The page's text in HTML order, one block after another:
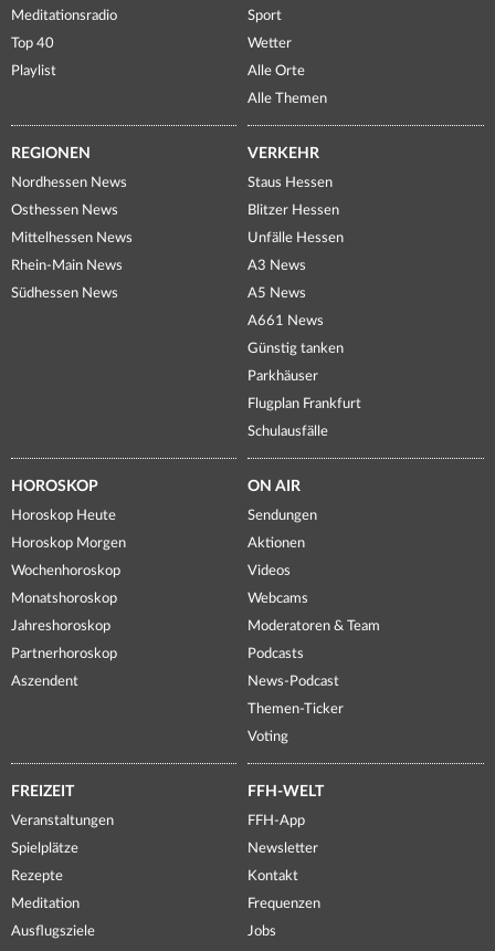
Meditationsradio
Top 40
Playlist
Sport
Wetter
Alle Orte
Alle Themen
REGIONEN
Nordhessen News
Osthessen News
Mittelhessen News
Rhein-Main News
Südhessen News
VERKEHR
Staus Hessen
Blitzer Hessen
Unfälle Hessen
A3 News
A5 News
A661 News
Günstig tanken
Parkhäuser
Flugplan Frankfurt
Schulausfälle
HOROSKOP
Horoskop Heute
Horoskop Morgen
Wochenhoroskop
Monatshoroskop
Jahreshoroskop
Partnerhoroskop
Aszendent
ON AIR
Sendungen
Aktionen
Videos
Webcams
Moderatoren & Team
Podcasts
News-Podcast
Themen-Ticker
Voting
FREIZEIT
Veranstaltungen
Spielplätze
Rezepte
Meditation
Ausflugsziele
FFH-WELT
FFH-App
Newsletter
Kontakt
Frequenzen
Jobs